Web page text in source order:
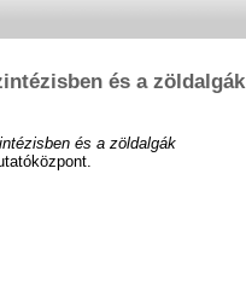
és a zöldalgák
és a zöldalgák